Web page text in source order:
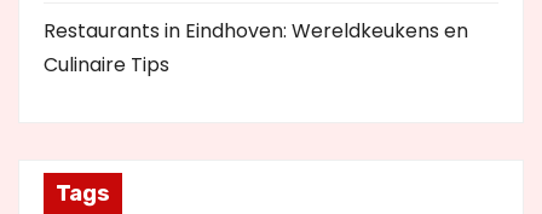
Restaurants in Eindhoven: Wereldkeukens en
Culinaire Tips
Tags